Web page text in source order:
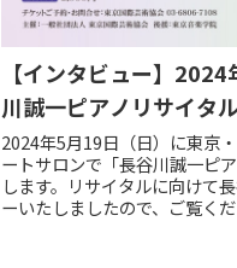
【インタビュー】
川誠一ピアノリサイタル
2024年5月19日（日）に東京
ートサロンで「長谷川誠一ピ
します。リサイタルに向けて
ーいたしましたので、ご覧く